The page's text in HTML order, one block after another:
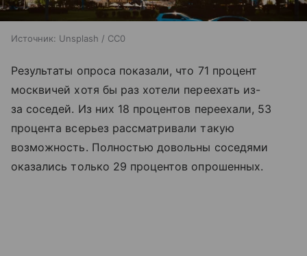
Источник: Unsplash / CC0
Результаты опроса показали, что 71 процент
москвичей хотя бы раз хотели переехать из-
за соседей. Из них 18 процентов переехали, 53
процента всерьез рассматривали такую
возможность. Полностью довольны соседями
оказались только 29 процентов опрошенных.